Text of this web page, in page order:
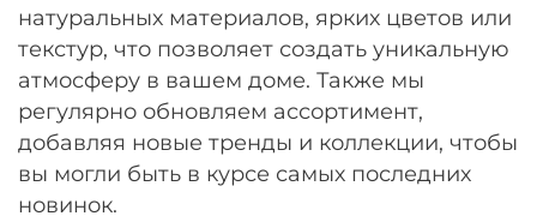
натуральных материалов, ярких цветов или
текстур, что позволяет создать уникальную
атмосферу в вашем доме. Также мы
регулярно обновляем ассортимент,
добавляя новые тренды и коллекции, чтобы
вы могли быть в курсе самых последних
новинок.